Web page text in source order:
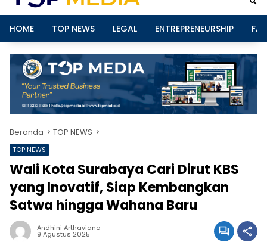
HOME TOP NEWS LEGAL ENTREPRENEURSHIP
Beranda TOP NEWS
TOP NEWS
Wali Kota Surabaya Cari Dirut KBS
yang Inovatif, Siap Kembangkan
Satwa hingga Wahana Baru
Andhini Arthaviana
9 Agustus 2025